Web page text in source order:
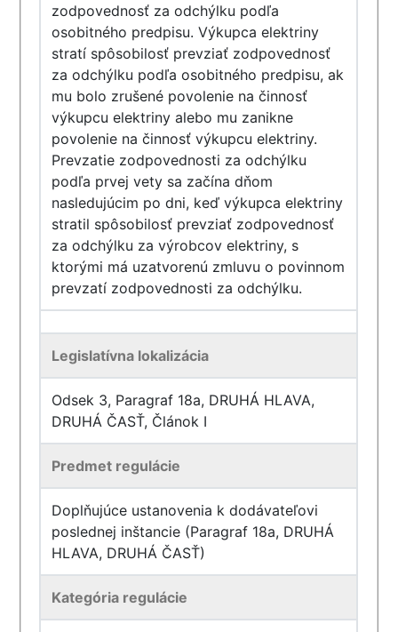
zodpovednosť za odchýlku podľa
osobitného predpisu. Výkupca elektriny
stratí spôsobilosť prevziať zodpovednosť
za odchýlku podľa osobitného predpisu, ak
mu bolo zrušené povolenie na činnosť
výkupcu elektriny alebo mu zanikne
povolenie na činnosť výkupcu elektriny.
Prevzatie zodpovednosti za odchýlku
podľa prvej vety sa začína dňom
nasledujúcim po dni, keď výkupca elektriny
stratil spôsobilosť prevziať zodpovednosť
za odchýlku za výrobcov elektriny, s
ktorými má uzatvorenú zmluvu o povinnom
prevzatí zodpovednosti za odchýlku.
Legislatívna lokalizácia
Odsek 3, Paragraf 18a, DRUHÁ HLAVA,
DRUHÁ ČASŤ, Článok I
Predmet regulácie
Doplňujúce ustanovenia k dodávateľovi
poslednej inštancie (Paragraf 18a, DRUHÁ
HLAVA, DRUHÁ ČASŤ)
Kategória regulácie